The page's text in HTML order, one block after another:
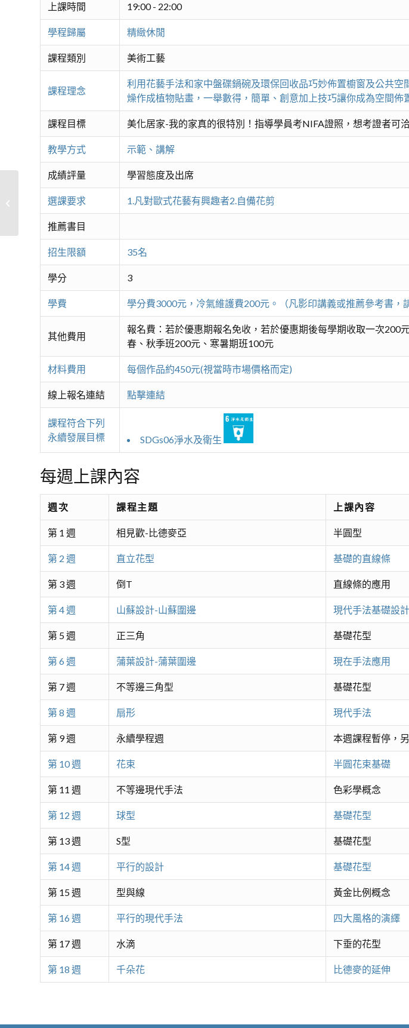
上課時間 19:00 - 22:00
學程歸屬 精緻休閒
課程類別 美術工藝
課程理念
利用花藝手法和家中盤碟鍋碗及環保回收品巧妙佈置櫥窗及公共
燥作成植物貼畫，一舉數得，簡單、創意加上技巧讓你成為空間佈
課程目標 美化居家-我的家真的很特別！指導學員考NIFA證照，想考證者可
教學方式 示範、講解
成績評量 學習態度及出席
選課要求 1.凡對歐式花藝有興趣者2.自備花剪
推薦書目
招生限額 35名
學分 3
學費 學分費3000元，冷氣維護費200元。（凡影印講義或推薦參考書，
其他費用
報名費：若於優惠期報名免收，若於優惠期後每學期收取一次200
春、秋季班200元、寒暑期班100元
材料費用 每個作品約450元(視當時市場價格而定)
線上報名連結 點擊連結
課程符合下列
永續發展目標
SDGs06淨水及衛生
每週上課內容
週次 課程主題 上課內容
第 1 週 相見歡-比德麥亞 半圓型
第 2 週 直立花型 基礎的直線條
第 3 週 倒T 直線條的應用
第 4 週 山蘇設計-山蘇圍邊 現代手法基礎設
第 5 週 正三角 基礎花型
第 6 週 蒲葉設計-蒲葉圍邊 現在手法應用
第 7 週 不等邊三角型 基礎花型
第 8 週 扇形 現代手法
第 9 週 永續學程週 本週課程暫停，
第 10 週 花束 半圓花束基礎
第 11 週 不等邊現代手法 色彩學概念
第 12 週 球型 基礎花型
第 13 週 S型 基礎花型
第 14 週 平行的設計 基礎花型
第 15 週 型與線 黃金比例概念
第 16 週 平行的現代手法 四大風格的演繹
第 17 週 水滴 下垂的花型
第 18 週 千朵花 比德麥的延伸
生活陶藝初階A-手捏